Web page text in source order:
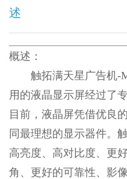
述
概述：
触拓满天星广告机-
用的液晶显示屏经过了
目前，液晶屏凭借优良
同最理想的显示器件。
高亮度、高对比度、更
角、更好的可靠性、影